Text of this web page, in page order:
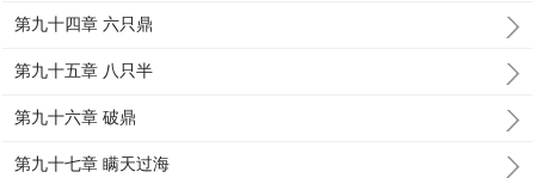
第九十四章 六只鼎
第九十五章 八只半
第九十六章 破鼎
第九十七章 瞒天过海